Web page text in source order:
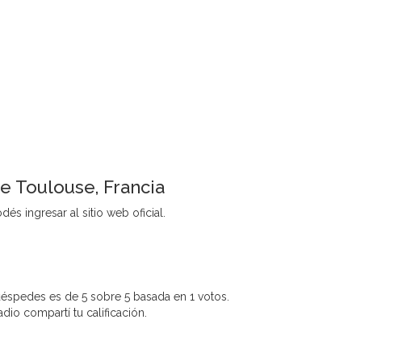
Toulouse, Francia
ingresar al sitio web oficial.
es de 5 sobre 5 basada en 1 votos.
compartí tu calificación.